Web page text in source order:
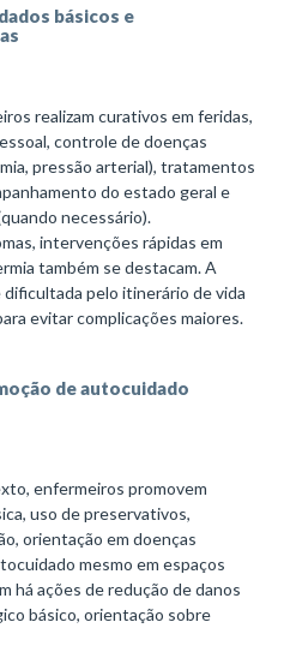
básicos e
realizam curativos em feridas,
controle de doenças
pressão arterial), tratamentos
do estado geral e
necessário).
intervenções rápidas em
também se destacam. A
pelo itinerário de vida
evitar complicações maiores.
de autocuidado
enfermeiros promovem
uso de preservativos,
orientação em doenças
mesmo em espaços
há ações de redução de danos
básico, orientação sobre